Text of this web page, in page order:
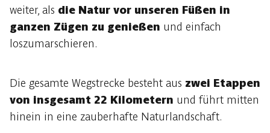
weiter, als die Natur vor unseren Füßen in
ganzen Zügen zu genießen und einfach
loszumarschieren.
Die gesamte Wegstrecke besteht aus zwei Etappen
von insgesamt 22 Kilometern und führt mitten
hinein in eine zauberhafte Naturlandschaft.